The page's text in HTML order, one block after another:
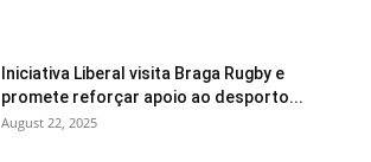
Iniciativa Liberal visita Braga Rugby e
promete reforçar apoio ao desporto...
August 22, 2025